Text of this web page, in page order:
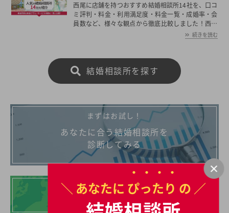
西尾に店舗を持つおすすめ結婚相談所14社を、口コ
ミ評判・料金・利用満足度・料金一覧・成婚率・会
員数など、様々な観点から徹底比較しました！西尾
の平均初婚年齢は、男性が30.2歳、女性が28.3歳と
男女共に日本全国の平均初婚年齢と比べ低い。あな
で見つけたいとお考えの方は是非ご覧ください。
続きを読む
結婚相談所を探す
まずはお試し！
あなたに合う結婚相談所を
診断してみる
地域別の結婚相談所
＼ あなたに ぴったり の ／